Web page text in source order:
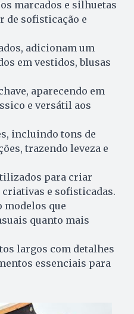
marcados e silhuetas
de sofisticação e
adicionam um
em vestidos, blusas
aparecendo em
e versátil aos
incluindo tons de
trazendo leveza e
para criar
e sofisticadas.
modelos que
quanto mais
largos com detalhes
essenciais para